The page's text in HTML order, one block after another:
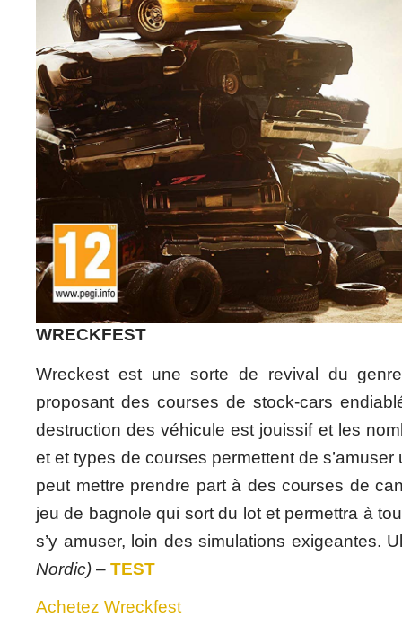
WRECKFEST
Wreckest est une sorte de revival du
proposant des courses de stock-cars
destruction des véhicule est jouissif et les
et et types de courses permettent de
peut mettre prendre part à des courses de
jeu de bagnole qui sort du lot et permettra à
s’y amuser, loin des simulations exigeantes.
Nordic) – TEST
Achetez Wreckfest